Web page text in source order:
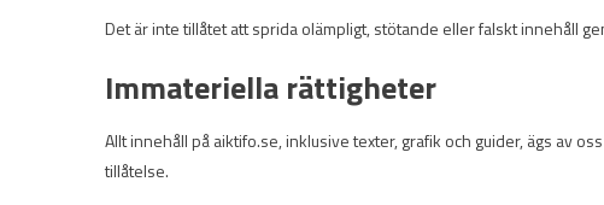
Det är inte tillåtet att sprida olämpligt, stötande eller falskt innehåll
Immateriella rättigheter
Allt innehåll på aiktifo.se, inklusive texter, grafik och guider, ägs av
tillåtelse.